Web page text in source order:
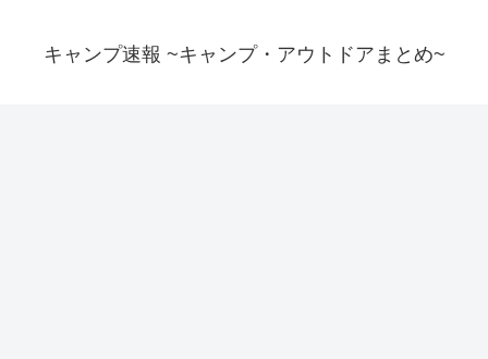
キャンプ速報 ~キャンプ・アウトドアまとめ~